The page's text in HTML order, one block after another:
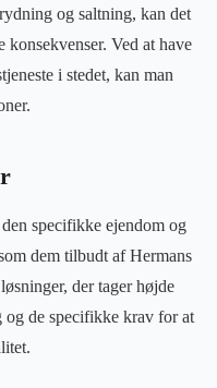
og saltning, kan det
Ved at have
i stedet, kan man
specifikke ejendom og
dem tilbudt af Hermans
der tager højde
og de specifikke krav for at